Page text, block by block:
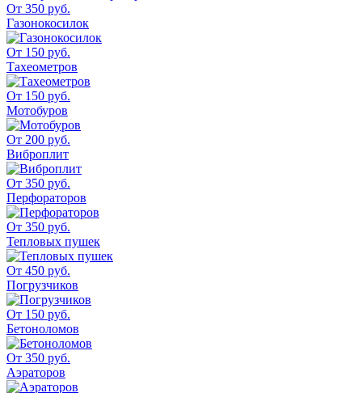
От 350 руб.
Газонокосилок
От 150 руб.
Тахеометров
От 150 руб.
Мотобуров
От 200 руб.
Виброплит
От 350 руб.
Перфораторов
От 350 руб.
Тепловых пушек
От 450 руб.
Погрузчиков
От 150 руб.
Бетоноломов
От 350 руб.
Аэраторов